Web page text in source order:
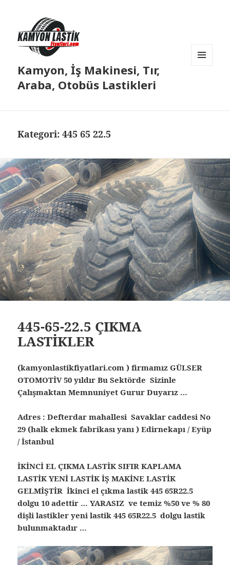
Kamyon, İş Makinesi, Tır,
Araba, Otobüs Lastikleri
Kategori:445 65 22.5
445-65-22.5 ÇIKMA
LASTİKLER
(kamyonlastikfiyatlari.com ) firmamız GÜLSER
OTOMOTİV 50 yıldır Bu Sektörde Sizinle
Çalışmaktan Memnuniyet Gurur Duyarız …
Adres : Defterdar mahallesi Savaklar caddesi No
29 (halk ekmek fabrikası yanı ) Edirnekapı / Eyüp
/ İstanbul
İKİNCİ EL ÇIKMA LASTİK SIFIR KAPLAMA
LASTİK YENİ LASTİK İŞ MAKİNE LASTİK
GELMİŞTİR İkinci el çıkma lastik 445 65R22.5
dolgu 10 adettir … YARASIZ ve temiz %50 ve % 80
dişli lastikler yeni lastik 445 65R22.5 dolgu lastik
bulunmaktadır …